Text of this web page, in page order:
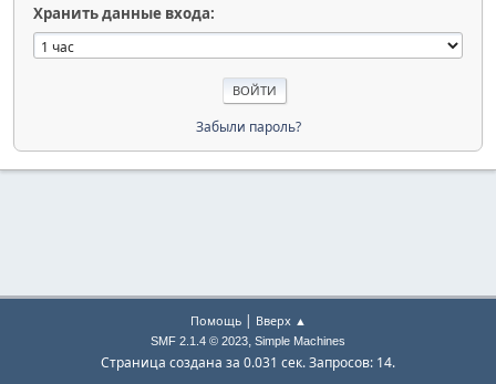
Хранить данные входа:
Забыли пароль?
Помощь| Вверх ▲
SMF 2.1.4 © 2023, Simple Machines
Страница создана за 0.031 сек. Запросов: 14.